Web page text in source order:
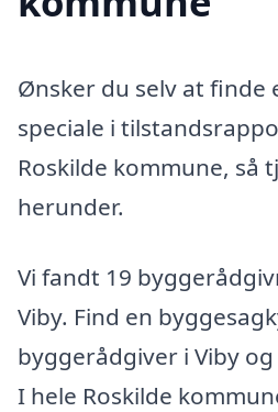
Ønsker du selv at finde
speciale i
Roskilde kommune, så
herunder.
Vi fandt 19
Viby. Find en
byggerådgiver i Viby
I hele Roskilde